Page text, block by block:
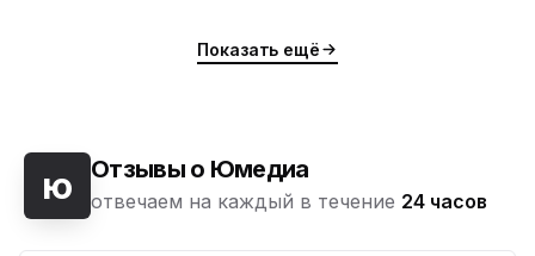
Показать ещё
ю Отзывы о Юмедиа
отвечаем на каждый в течение 24 часов